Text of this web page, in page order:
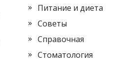
Питание и диета
Советы
Справочная
Стоматология